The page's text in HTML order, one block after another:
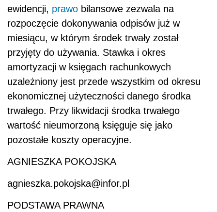
ewidencji, prawo bilansowe zezwala na
rozpoczęcie dokonywania odpisów już w
miesiącu, w którym środek trwały został
przyjęty do używania. Stawka i okres
amortyzacji w księgach rachunkowych
uzależniony jest przede wszystkim od okresu
ekonomicznej użyteczności danego środka
trwałego. Przy likwidacji środka trwałego
wartość nieumorzoną księguje się jako
pozostałe koszty operacyjne.
AGNIESZKA POKOJSKA
agnieszka.pokojska@infor.pl
PODSTAWA PRAWNA